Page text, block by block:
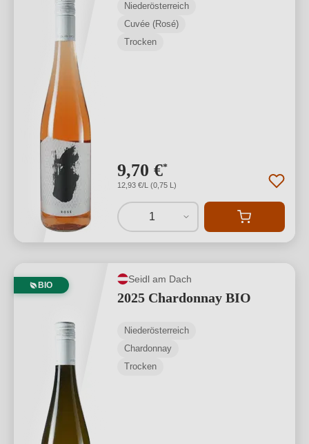
Niederösterreich
Cuvée (Rosé)
Trocken
9,70 €*
12,93 €/L (0,75 L)
1
BIO
Seidl am Dach
2025 Chardonnay BIO
Niederösterreich
Chardonnay
Trocken